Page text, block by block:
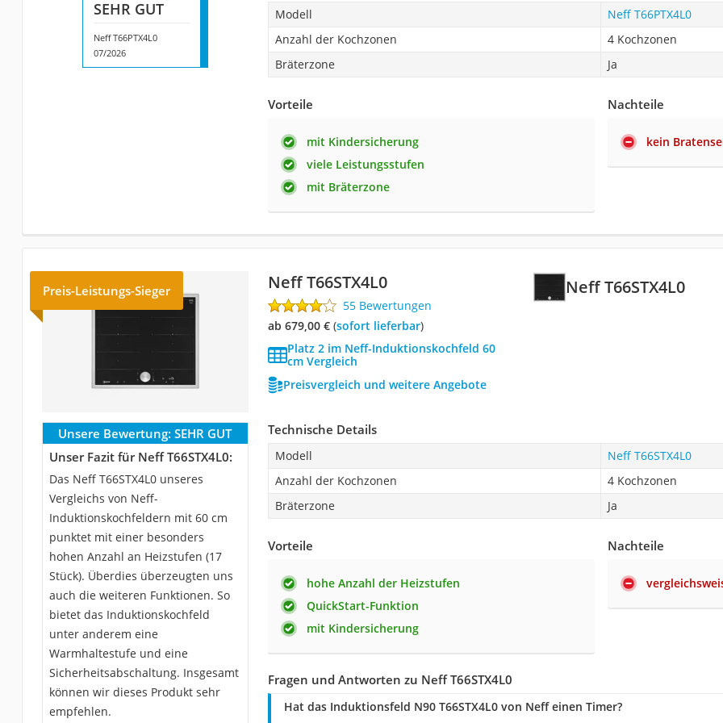
SEHR GUT
Neff T66PTX4L0
07/2026
Modell
Neff T66PTX4L0
Anzahl der Kochzonen
4 Kochzonen
Bräterzone
Ja
Vorteile
mit Kindersicherung
viele Leistungsstufen
mit Bräterzone
Nachteile
kein
Neff T66STX4L0
Preis-Leistungs-Sieger Neff T66STX4L0
55 Bewertungen
ab 679,00 €( Sofort lieferbar)
Platz 2 im Neff-Induktionskochfeld 60
cm Vergleich
Preisvergleich und weitere Angebote
Unsere Bewertung: SEHR GUT
Unser Fazit für Neff T66STX4L0:
Das Neff T66STX4L0 unseres
Vergleichs von Neff-
Induktionskochfeldern mit 60 cm
punktet mit einer besonders
hohen Anzahl an Heizstufen (17
Stück). Überdies überzeugten uns
auch die weiteren Funktionen. So
bietet das Induktionskochfeld
unter anderem eine
Warmhaltestufe und eine
Sicherheitsabschaltung. Insgesamt
können wir dieses Produkt sehr
empfehlen.
Technische Details
Modell
Neff T66STX4L0
Anzahl der Kochzonen
4 Kochzonen
Bräterzone
Ja
Vorteile
hohe Anzahl der Heizstufen
QuickStart-Funktion
mit Kindersicherung
Nachteile
Fragen und Antworten zu Neff T66STX4L0
Hat das Induktionsfeld N90 T66STX4L0 von Neff einen Timer?